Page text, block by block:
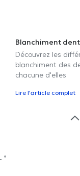
Blanchiment
Découvrez les
blanchiment des
chacune d'elles
Lire l'article complet